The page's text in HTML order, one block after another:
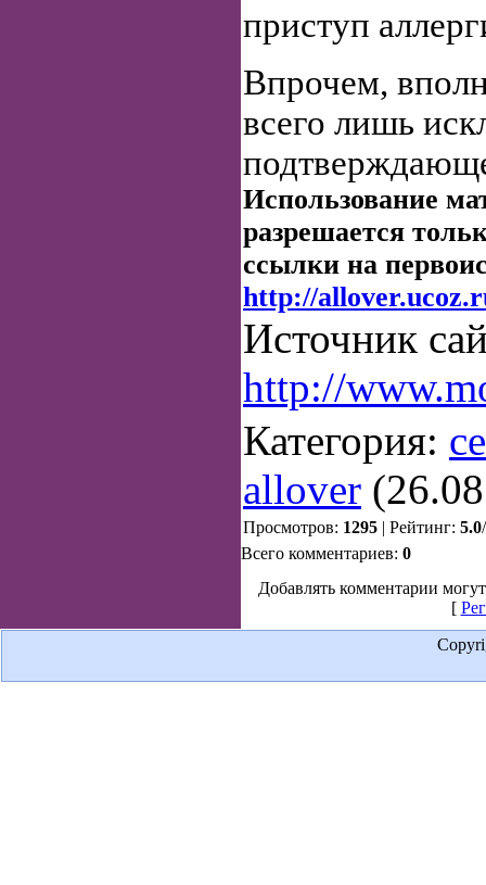
приступ
Впрочем,
всего лишь
Использование
разрешается
ссылки на
http://
Источник
http://
Категория:
allover
Просмотров: 1295 | Рейтинг: 5.0/
Всего комментариев: 0
Добавлять комментарии
[